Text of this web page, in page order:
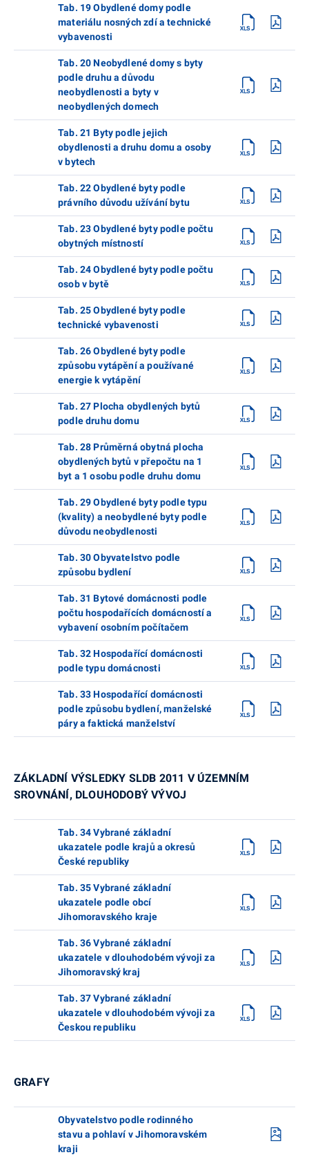
Tab. 19 Obydlené domy podle
materiálu nosných zdí a technické
vybavenosti
Tab. 20 Neobydlené domy s byty
podle druhu a důvodu
neobydlenosti a byty v
neobydlených domech
Tab. 21 Byty podle jejich
obydlenosti a druhu domu a osoby
v bytech
Tab. 22 Obydlené byty podle
právního důvodu užívání bytu
Tab. 23 Obydlené byty podle počtu
obytných místností
Tab. 24 Obydlené byty podle počtu
osob v bytě
Tab. 25 Obydlené byty podle
technické vybavenosti
Tab. 26 Obydlené byty podle
způsobu vytápění a používané
energie k vytápění
Tab. 27 Plocha obydlených bytů
podle druhu domu
Tab. 28 Průměrná obytná plocha
obydlených bytů v přepočtu na 1
byt a 1 osobu podle druhu domu
Tab. 29 Obydlené byty podle typu
(kvality) a neobydlené byty podle
důvodu neobydlenosti
Tab. 30 Obyvatelstvo podle
způsobu bydlení
Tab. 31 Bytové domácnosti podle
počtu hospodařících domácností a
vybavení osobním počítačem
Tab. 32 Hospodařící domácnosti
podle typu domácnosti
Tab. 33 Hospodařící domácnosti
podle způsobu bydlení, manželské
páry a faktická manželství
ZÁKLADNÍ VÝSLEDKY SLDB 2011 V ÚZEMNÍM
SROVNÁNÍ, DLOUHODOBÝ VÝVOJ
Tab. 34 Vybrané základní
ukazatele podle krajů a okresů
České republiky
Tab. 35 Vybrané základní
ukazatele podle obcí
Jihomoravského kraje
Tab. 36 Vybrané základní
ukazatele v dlouhodobém vývoji za
Jihomoravský kraj
Tab. 37 Vybrané základní
ukazatele v dlouhodobém vývoji za
Českou republiku
GRAFY
Obyvatelstvo podle rodinného
stavu a pohlaví v Jihomoravském
kraji